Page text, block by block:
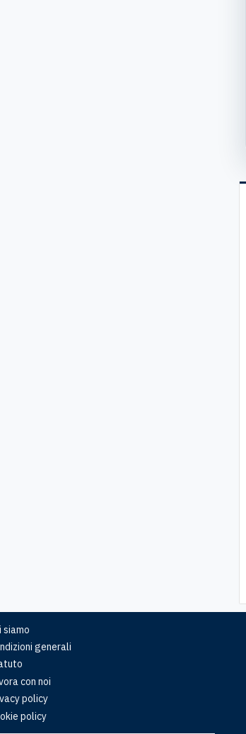
siamo
generali
con noi
policy
policy